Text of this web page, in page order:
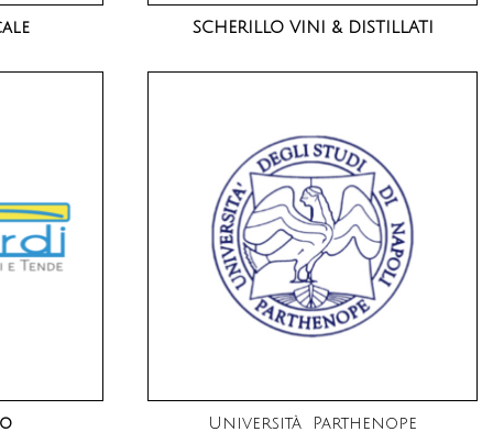
SCHERILLO VINI & DISTILLATI
Università Parthenope